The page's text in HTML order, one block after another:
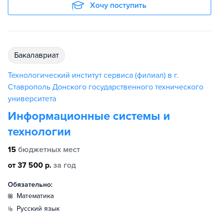
Хочу поступить
бакалавриат
Технологический институт сервиса (филиал) в г.
Ставрополь Донского государственного технического
университета
Информационные системы и
технологии
15 бюджетных мест
от 37 500 р. за год
Обязательно:
математика
русский язык